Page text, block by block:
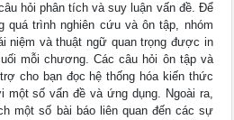
hỏi phân tích và suy luận vấn đề. Để
quá trình nghiên cứu và ôn tập, nhóm
niệm và thuật ngữ quan trọng được in
mỗi chương. Các câu hỏi ôn tập và
cho bạn đọc hệ thống hóa kiến thức
một số vấn đề và ứng dụng. Ngoài ra,
một số bài báo liên quan đến các sự